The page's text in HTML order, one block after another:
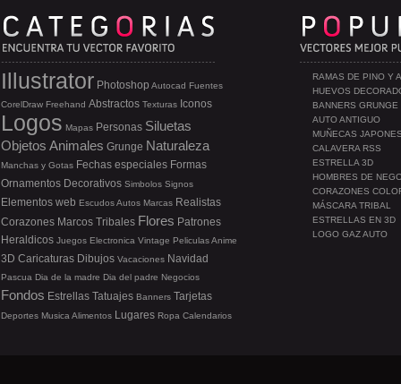
RAMAS DE PINO Y
HUEVOS
BANNERS GRUNGE
AUTO ANTIGUO
MUÑECAS
CALAVERA RSS
ESTRELLA 3D
HOMBRES DE
CORAZONES
MÁSCARA TRIBAL
ESTRELLAS EN 3D
LOGO GAZ AUTO
Illustrator Photoshop Autocad Fuentes
CorelDraw Freehand Abstractos Texturas Iconos
Logos Mapas Personas Siluetas
Objetos Animales Grunge Naturaleza
Manchas y Gotas Fechas especiales Formas
Ornamentos Decorativos Simbolos Signos
Elementos web EscudosAutos Marcas Realistas
Corazones Marcos Tribales Flores Patrones
Heraldicos Juegos Electronica Vintage PeliculasAnime
3D Caricaturas Dibujos Vacaciones Navidad
Pascua Dia de la madre Dia del padre Negocios
Fondos Estrellas Tatuajes Banners Tarjetas
Deportes Musica Alimentos Lugares Ropa Calendarios